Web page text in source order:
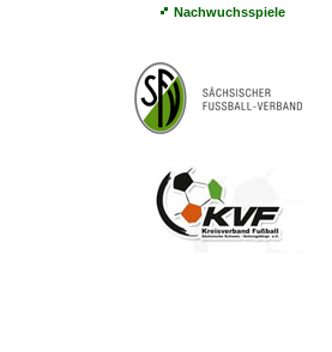
Nachwuchsspiele